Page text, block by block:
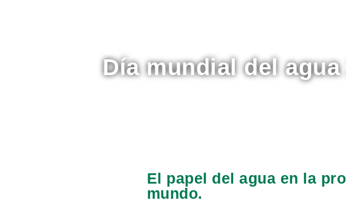
Día mundial del
El papel del agua en la
mundo.